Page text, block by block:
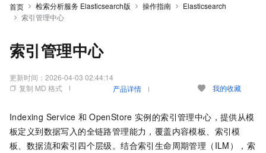
首页 检索分析服务 Elasticsearch版 操作指南
Elasticsearch
索引管理中心
索引管理中心
更新时间： 2026-04-03 02:44:14
复制 MD 格式
产品详情 我的收藏
Indexing Service 和 OpenStore 实例的索引管理中心，提供从模
板定义到数据写入的全链路管理能力，覆盖内容模板、索引模
板、数据流和索引四个层级。结合索引生命周期管理（ILM），索